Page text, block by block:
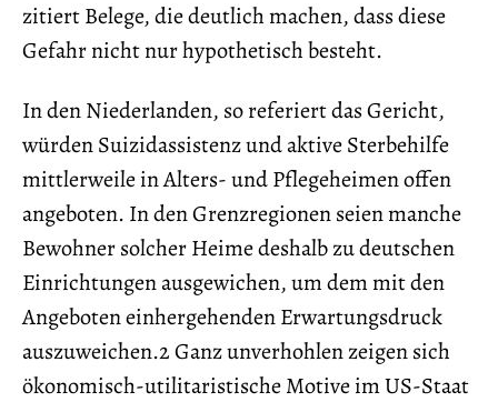
zitiert Belege, die deutlich machen, dass diese
Gefahr nicht nur hypothetisch besteht.
In den Niederlanden, so referiert das Gericht,
würden Suizidassistenz und aktive Sterbehilfe
mittlerweile in Alters- und Pflegeheimen offen
angeboten. In den Grenzregionen seien manche
Bewohner solcher Heime deshalb zu deutschen
Einrichtungen ausgewichen, um dem mit den
Angeboten einhergehenden Erwartungsdruck
auszuweichen.2 Ganz unverhohlen zeigen sich
ökonomisch-utilitaristische Motive im US-Staat